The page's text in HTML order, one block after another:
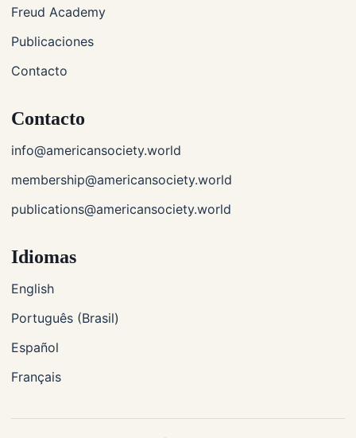
Freud Academy
Publicaciones
Contacto
Contacto
info@americansociety.world
membership@americansociety.world
publications@americansociety.world
Idiomas
English
Português (Brasil)
Español
Français